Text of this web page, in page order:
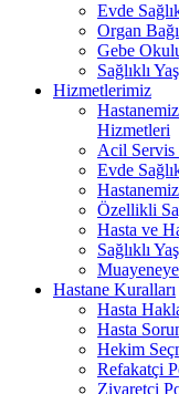
Evde
Organ
Gebe
Sağlıklı
Hizmetlerimiz
Hizmetleri
Acil Servis
Evde
Özellikli
Hasta ve
Sağlıklı
Hastane Kuralları
Hasta
Hasta
Hekim
Refakatçi
Ziyaretçi